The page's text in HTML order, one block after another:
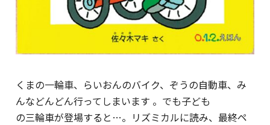
くまの一輪車、らいおんのバイク、ぞうの自動車、み
んなどんどん行ってしまいます 。でも子ども
の三輪車が登場すると…。リズミカルに読み、最終ペ